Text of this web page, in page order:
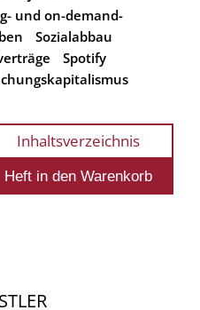
und on-demand-
Sozialabbau
Spotify
Inhaltsverzeichnis